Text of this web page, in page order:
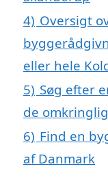
4) Oversigt
eller hele
5) Søg efter
de
6) Find en
af Danmark